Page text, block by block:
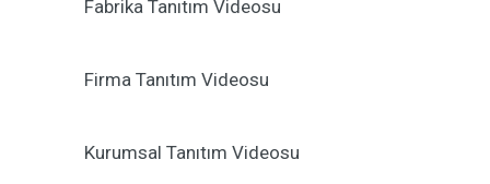
Fabrika Tanıtım Videosu
Firma Tanıtım Videosu
Kurumsal Tanıtım Videosu